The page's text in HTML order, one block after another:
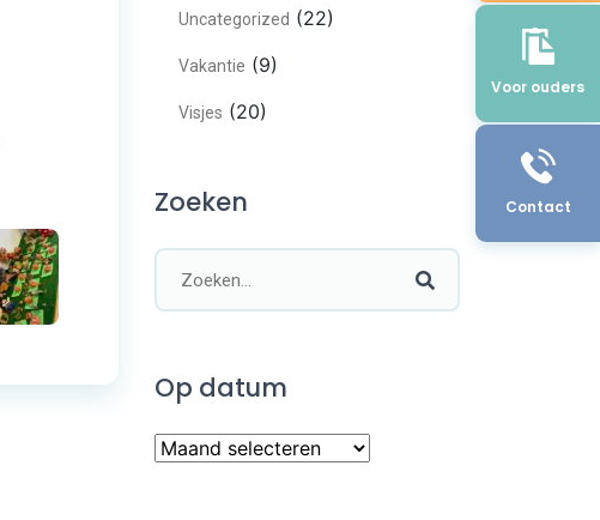
Voor ouders
Contact
Uncategorized (22)
Vakantie (9)
Visjes (20)
Zoeken
Op datum